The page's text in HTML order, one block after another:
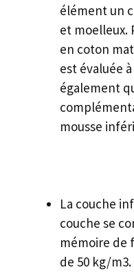
élément un
et moelleux.
en coton
est évaluée
également
mousse
La couche
couche se
mémoire de
de 50 kg/